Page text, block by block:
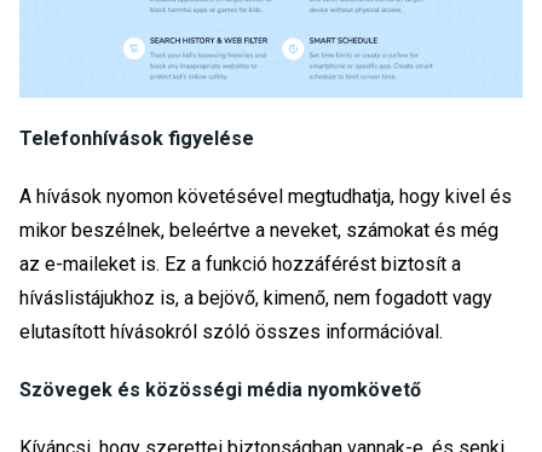
Telefonhívások figyelése
A hívások nyomon követésével megtudhatja, hogy kivel és
mikor beszélnek, beleértve a neveket, számokat és még
az e-maileket is. Ez a funkció hozzáférést biztosít a
híváslistájukhoz is, a bejövő, kimenő, nem fogadott vagy
elutasított hívásokról szóló összes információval.
Szövegek és közösségi média nyomkövető